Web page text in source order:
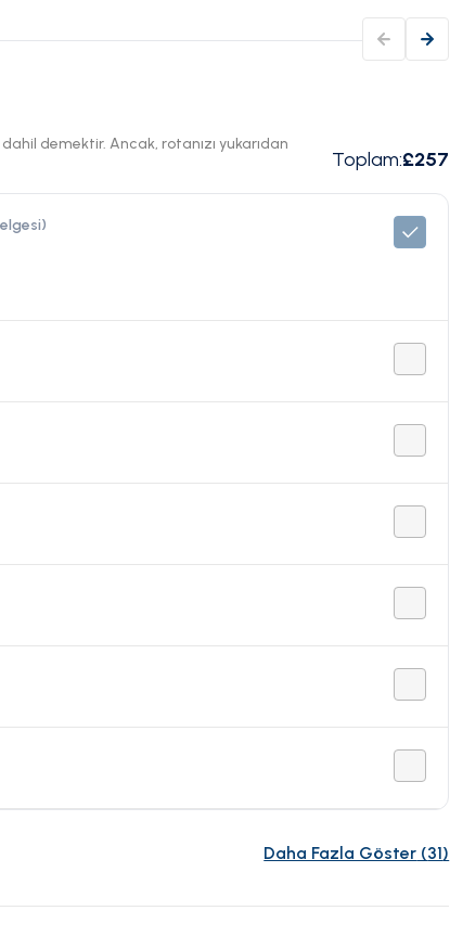
demektir. Ancak, rotanızı yukarıdan
Toplam:£257
Daha Fazla Göster (31)